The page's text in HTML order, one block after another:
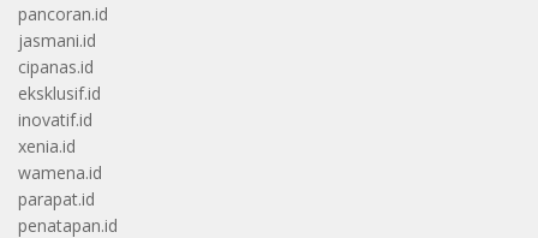
pancoran.id
jasmani.id
cipanas.id
eksklusif.id
inovatif.id
xenia.id
wamena.id
parapat.id
penatapan.id